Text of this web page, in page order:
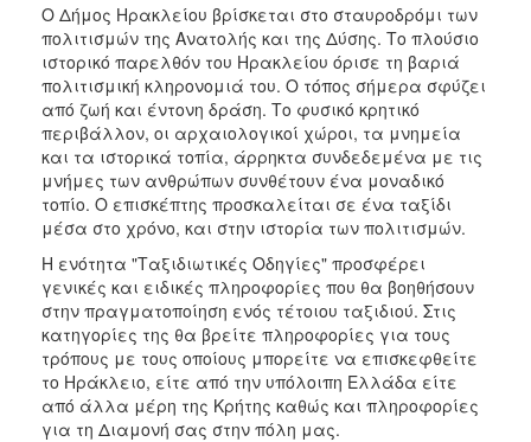
Ο Δήμος Ηρακλείου βρίσκεται στο σταυροδρόμι των
πολιτισμών της Ανατολής και της Δύσης. Το πλούσιο
ιστορικό παρελθόν του Ηρακλείου όρισε τη βαριά
πολιτισμική κληρονομιά του. Ο τόπος σήμερα σφύζει
από ζωή και έντονη δράση. Το φυσικό κρητικό
περιβάλλον, οι αρχαιολογικοί χώροι, τα μνημεία
και τα ιστορικά τοπία, άρρηκτα συνδεδεμένα με τις
μνήμες των ανθρώπων συνθέτουν ένα μοναδικό
τοπίο. Ο επισκέπτης προσκαλείται σε ένα ταξίδι
μέσα στο χρόνο, και στην ιστορία των πολιτισμών.
Η ενότητα "Ταξιδιωτικές Οδηγίες" προσφέρει
γενικές και ειδικές πληροφορίες που θα βοηθήσουν
στην πραγματοποίηση ενός τέτοιου ταξιδιού. Στις
κατηγορίες της θα βρείτε πληροφορίες για τους
τρόπους με τους οποίους μπορείτε να επισκεφθείτε
το Ηράκλειο, είτε από την υπόλοιπη Ελλάδα είτε
από άλλα μέρη της Κρήτης καθώς και πληροφορίες
για τη Διαμονή σας στην πόλη μας.